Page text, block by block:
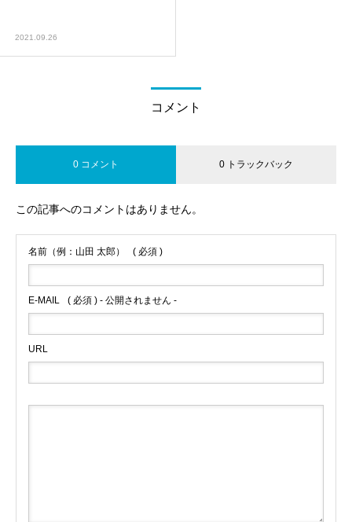
2021.09.26
コメント
0 コメント 0 トラックバック
この記事へのコメントはありません。
名前（例：山田 太郎） ( 必須 )
E-MAIL ( 必須 ) - 公開されません -
URL